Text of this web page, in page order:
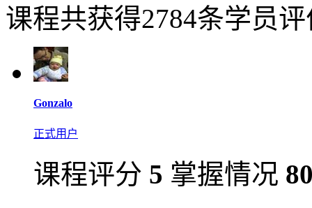
课程共获得2784条学员
Gonzalo
正式用户
课程评分 5 掌握情况